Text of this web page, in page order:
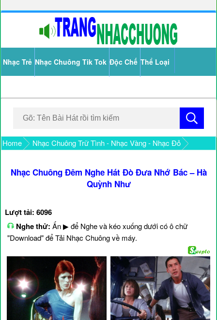
Nhạc Trẻ Nhạc Chuông Tik Tok Độc Chế Thể Loại
Home Nhạc Chuông Trữ Tình - Nhạc Vàng - Nhạc Đỏ
Nhạc Chuông Đêm Nghe Hát Đò Đưa Nhớ Bác – Hà
Quỳnh Như
Lượt tải: 6096
Nghe thử: Ấn ▶ để Nghe và kéo xuống dưới có ô chữ
"Download" để Tải Nhạc Chuông về máy.